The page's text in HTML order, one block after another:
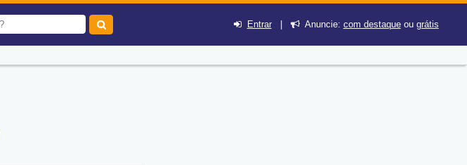
Entrar| Anuncie: com destaqueou grátis